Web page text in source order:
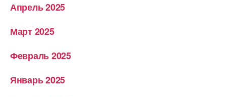
Апрель 2025
Март 2025
Февраль 2025
Январь 2025